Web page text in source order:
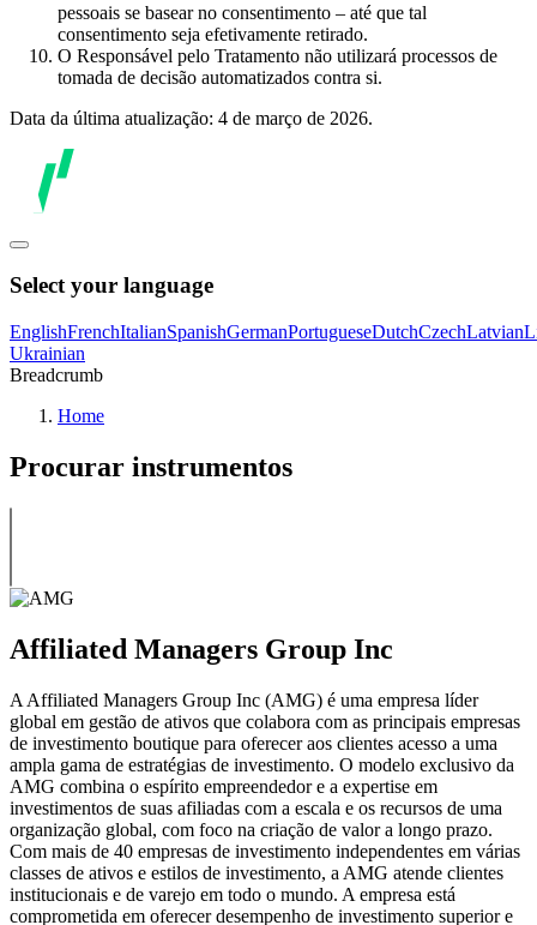
pessoais se basear no consentimento – até que tal
consentimento seja efetivamente retirado.
O Responsável pelo Tratamento não utilizará processos de
tomada de decisão automatizados contra si.
Data da última atualização: 4 de março de 2026.
Select your language
EnglishFrenchItalianSpanishGermanPortugueseDutchCzechLatvian
Ukrainian
Breadcrumb
Home
Procurar instrumentos
Affiliated Managers Group Inc
A Affiliated Managers Group Inc (AMG) é uma empresa líder
global em gestão de ativos que colabora com as principais empresas
de investimento boutique para oferecer aos clientes acesso a uma
ampla gama de estratégias de investimento. O modelo exclusivo da
AMG combina o espírito empreendedor e a expertise em
investimentos de suas afiliadas com a escala e os recursos de uma
organização global, com foco na criação de valor a longo prazo.
Com mais de 40 empresas de investimento independentes em várias
classes de ativos e estilos de investimento, a AMG atende clientes
institucionais e de varejo em todo o mundo. A empresa está
comprometida em oferecer desempenho de investimento superior e